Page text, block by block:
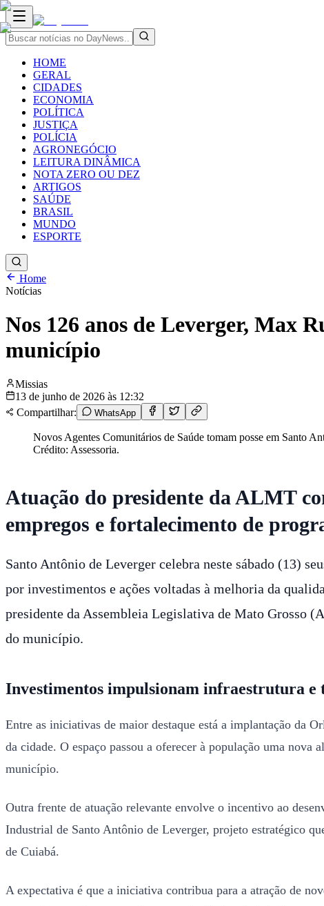
HOME
GERAL
CIDADES
ECONOMIA
POLÍTICA
JUSTIÇA
POLÍCIA
AGRONEGÓCIO
LEITURA DINÂMICA
NOTA ZERO OU DEZ
ARTIGOS
SAÚDE
BRASIL
MUNDO
ESPORTE
Home
Notícias
Nos 126 anos de Leverger, Max
município
Missias
13 de junho de 2026 às 12:32
Compartilhar:
WhatsApp
Novos Agentes Comunitários de Saúde tomam posse em Santo
Crédito: Assessoria.
Atuação do presidente da ALMT
empregos e fortalecimento de
Santo Antônio de Leverger celebra neste sábado (13)
por investimentos e ações voltadas à melhoria da
presidente da Assembleia Legislativa de Mato Grosso
do município.
Investimentos impulsionam infraestrutura e
Entre as iniciativas de maior destaque está a implantação da
da cidade. O espaço passou a oferecer à população uma
município.
Outra frente de atuação relevante envolve o incentivo ao
Industrial de Santo Antônio de Leverger, projeto estratégico
de Cuiabá.
A expectativa é que a iniciativa contribua para a atração de